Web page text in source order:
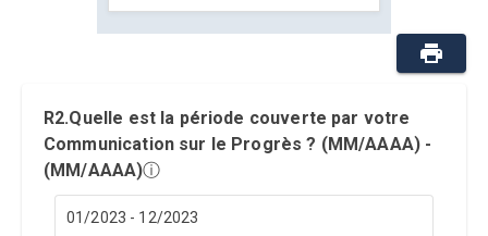
R2.Quelle est la période couverte par votre
Communication sur le Progrès ? (MM/AAAA) -
(MM/AAAA)ⓘ
01/2023 - 12/2023